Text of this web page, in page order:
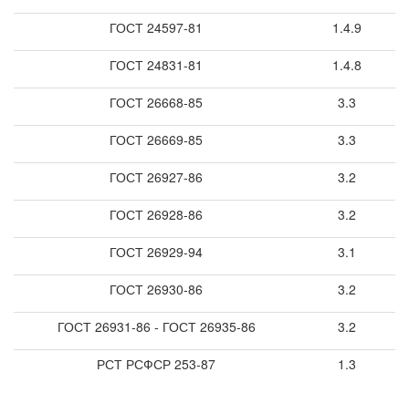
ГОСТ 24597-81 1.4.9
ГОСТ 24831-81 1.4.8
ГОСТ 26668-85 3.3
ГОСТ 26669-85 3.3
ГОСТ 26927-86 3.2
ГОСТ 26928-86 3.2
ГОСТ 26929-94 3.1
ГОСТ 26930-86 3.2
ГОСТ 26931-86 - ГОСТ 26935-86 3.2
РСТ РСФСР 253-87 1.3